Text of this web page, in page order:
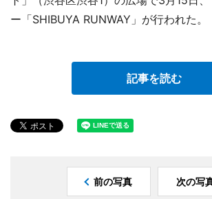
ー「SHIBUYA RUNWAY」が行われた。
記事を読む
前の写真 次の写